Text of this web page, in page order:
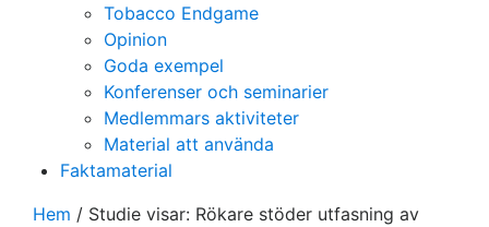
Tobacco Endgame
Opinion
Goda exempel
Konferenser och seminarier
Medlemmars aktiviteter
Material att använda
Faktamaterial
Hem / Studie visar: Rökare stöder utfasning av